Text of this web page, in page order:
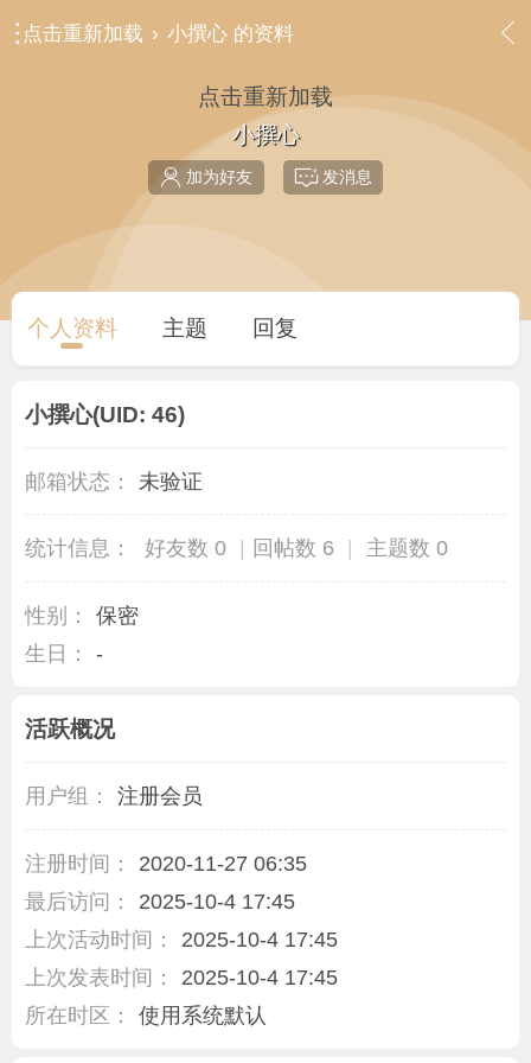
点击重新加载 › 小撰心 的资料
点击重新加载
小撰心
加为好友 发消息
个人资料 主题 回复
小撰心(UID: 46)
邮箱状态： 未验证
统计信息： 好友数 0 回帖数 6 主题数 0
性别：
保密
生日：
-
活跃概况
用户组： 注册会员
注册时间：
2020-11-27 06:35
最后访问：
2025-10-4 17:45
上次活动时间：
2025-10-4 17:45
上次发表时间：
2025-10-4 17:45
所在时区：
使用系统默认